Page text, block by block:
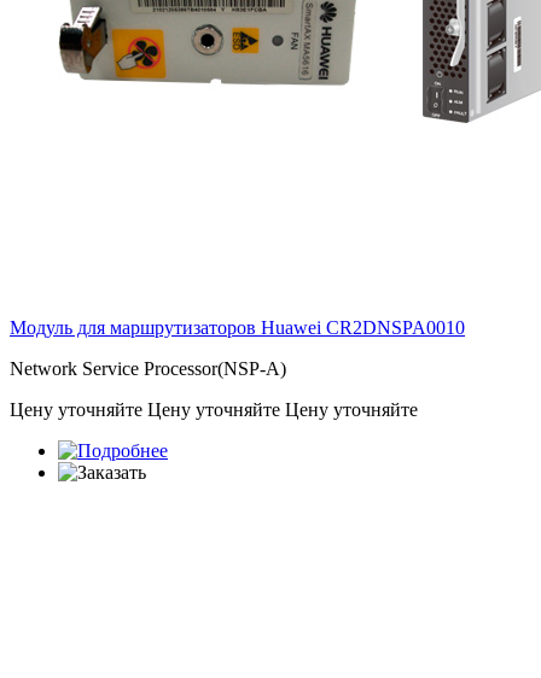
Модуль для маршрутизаторов Huawei CR2DNSPA0010
Network Service Processor(NSP-A)
Цену уточняйте Цену уточняйте Цену уточняйте